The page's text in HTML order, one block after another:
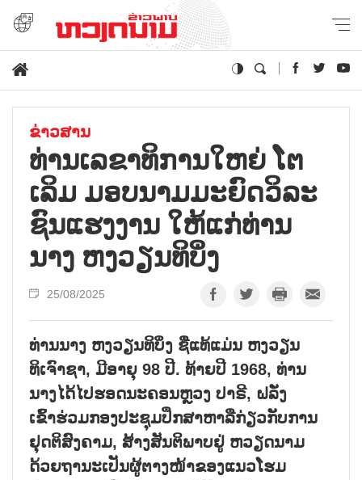
ຂ່າວສານ
ທ່ານ​ເລ​ຂາ​ທິ​ການ​ໃຫຍ່ ໂຕ​
ເລິມ​ ມອບ​ນາມ​ມະ​ຍົດ​ວິ​ລະ​
ຊົນ​ແຮງ​ງານ ໃຫ້​ແກ່​ທ່ານ​
ນາງ ຫງວຽນ​ທິ​ບິ່ງ
25/08/2025
ທ່ານນາງ ຫງວຽນທິບິ່ງ ຊື່ແທ້ແມ່ນ ຫງວຽນ
ທິເຈົາຊາ, ມີອາຍຸ 98 ປີ. ທ້າຍປີ 1968, ທ່ານ
ນາງໄດ້ໄປຮອດນະຄອນຫຼວງ ປາຣີ, ຝລັ່ງ
ເຂົ້າຮ່ວມກອງປະຊຸມປຶກສາຫາລືກ່ຽວກັບການ
ຢຸດຕິສົງຄາມ, ສ້າງສັນຕິພາບຢູ່ ຫວຽດນາມ
ດ້ວຍຖານະເປັນຜູ້ຕາງໜ້າຂອງແນວໂຮມ